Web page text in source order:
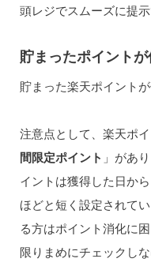
頭レジでスムーズに提
貯まったポイント
貯まった楽天ポイント
注意点として、楽天ポ
間限定ポイント 」があ
イントは獲得した日か
ほどと短く設定されて
る方はポイント消化に
限りまめにチェックし